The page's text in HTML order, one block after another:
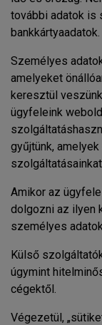
további adatok is
bankkártyaadatok.
Személyes
amelyeket
keresztül
ügyfeleink
gyűjtünk,
Amikor az
dolgozni az ilyen
személyes
Külső
úgymint
cégektől.
Végezetül,